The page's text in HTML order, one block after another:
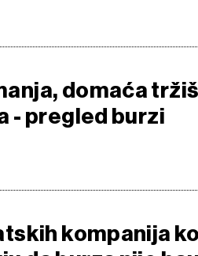
domaća
- pregled burzi
kompanija